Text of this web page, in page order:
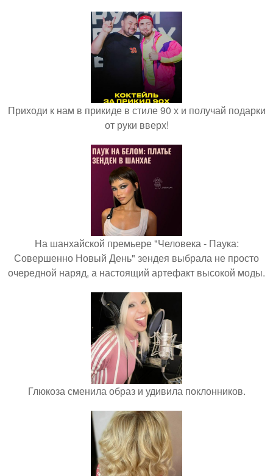
Приходи к нам в прикиде в стиле 90 х и получай подарки
от руки вверх!
На шанхайской премьере "Человека - Паука:
Совершенно Новый День" зендея выбрала не просто
очередной наряд, а настоящий артефакт высокой моды.
Глюкоза сменила образ и удивила поклонников.